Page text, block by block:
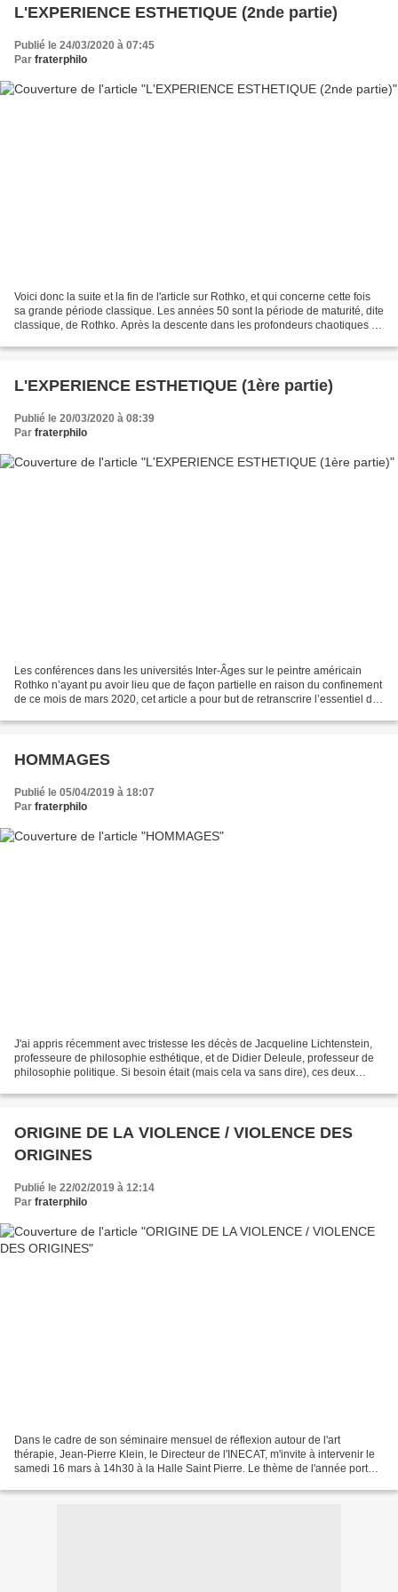
L'EXPERIENCE ESTHETIQUE (2nde partie)
Publié le 24/03/2020 à 07:45
Par fraterphilo
Voici donc la suite et la fin de l'article sur Rothko, et qui concerne cette fois
sa grande période classique. Les années 50 sont la période de maturité, dite
classique, de Rothko. Après la descente dans les profondeurs chaotiques de
L'EXPERIENCE ESTHETIQUE (1ère partie)
Publié le 20/03/2020 à 08:39
Par fraterphilo
Les conférences dans les universités Inter-Âges sur le peintre américain
Rothko n’ayant pu avoir lieu que de façon partielle en raison du confinement
de ce mois de mars 2020, cet article a pour but de retranscrire l’essentiel de
HOMMAGES
Publié le 05/04/2019 à 18:07
Par fraterphilo
J'ai appris récemment avec tristesse les décès de Jacqueline Lichtenstein,
professeure de philosophie esthétique, et de Didier Deleule, professeur de
philosophie politique. Si besoin était (mais cela va sans dire), ces deux
ORIGINE DE LA VIOLENCE / VIOLENCE DES
ORIGINES
Publié le 22/02/2019 à 12:14
Par fraterphilo
Dans le cadre de son séminaire mensuel de réflexion autour de l'art
thérapie, Jean-Pierre Klein, le Directeur de l'INECAT, m'invite à intervenir le
samedi 16 mars à 14h30 à la Halle Saint Pierre. Le thème de l'année porte